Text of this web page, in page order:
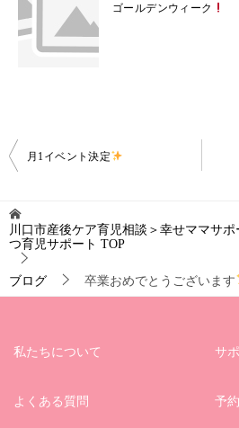
ゴールデンウィーク
投
ナ
ビ
ゲ
ー
ョ
月1イベント決定
川口市産後ケア育児相談＞幸せママサ
つ育児サポート TOP
ブログ 卒業おめでとうございます
私たちについて サ
よくある質問 予